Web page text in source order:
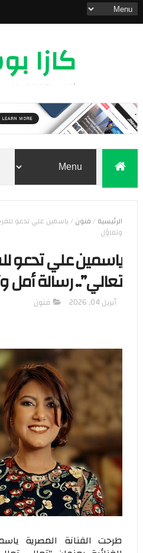
كازا
أخبار مدينة الدار البيضاء
الرئيسية/فنون/ياسمين علي تدعو
وتفاؤل
ياسمين علي تدعو
تعالي”.. رسالة أمل
أبريل 04, 2026 فنون
طرحت الفنانة المصرية